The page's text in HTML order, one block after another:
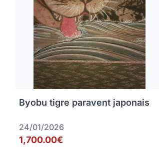
Byobu tigre paravent japonais
24/01/2026
1,700.00€